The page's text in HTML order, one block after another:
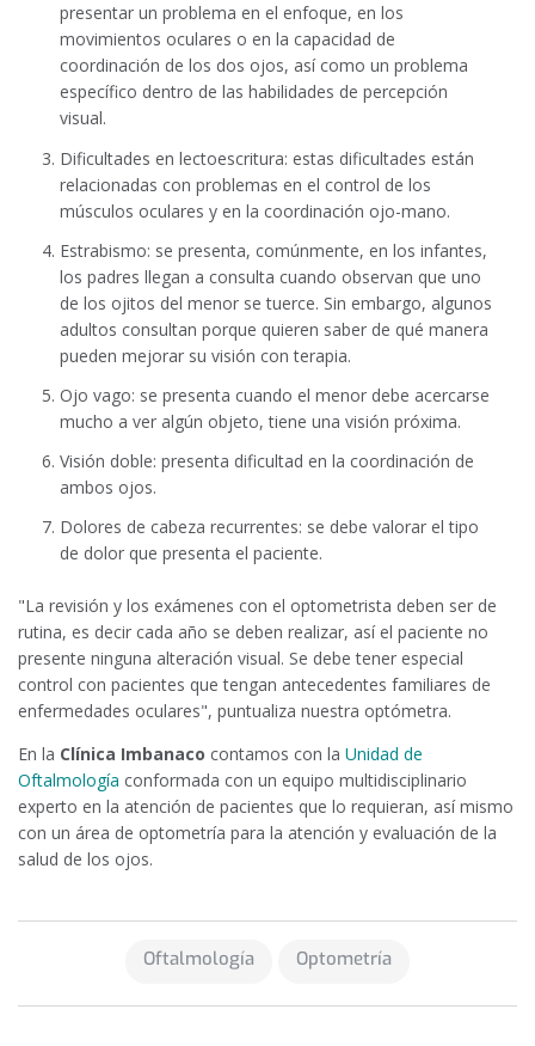
presentar un problema en el enfoque, en los
movimientos oculares o en la capacidad de
coordinación de los dos ojos, así como un problema
específico dentro de las habilidades de percepción
visual.
Dificultades en lectoescritura: estas dificultades están
relacionadas con problemas en el control de los
músculos oculares y en la coordinación ojo-mano.
Estrabismo: se presenta, comúnmente, en los infantes,
los padres llegan a consulta cuando observan que uno
de los ojitos del menor se tuerce. Sin embargo, algunos
adultos consultan porque quieren saber de qué manera
pueden mejorar su visión con terapia.
Ojo vago: se presenta cuando el menor debe acercarse
mucho a ver algún objeto, tiene una visión próxima.
Visión doble: presenta dificultad en la coordinación de
ambos ojos.
Dolores de cabeza recurrentes: se debe valorar el tipo
de dolor que presenta el paciente.
"La revisión y los exámenes con el optometrista deben ser de
rutina, es decir cada año se deben realizar, así el paciente no
presente ninguna alteración visual. Se debe tener especial
control con pacientes que tengan antecedentes familiares de
enfermedades oculares", puntualiza nuestra optómetra.
En la Clínica Imbanaco contamos con la Unidad de
Oftalmología conformada con un equipo multidisciplinario
experto en la atención de pacientes que lo requieran, así mismo
con un área de optometría para la atención y evaluación de la
salud de los ojos.
Oftalmología Optometría